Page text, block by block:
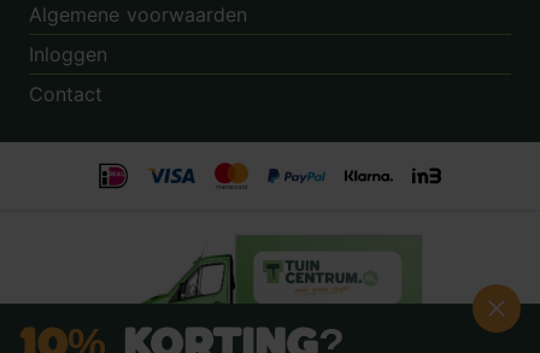
Algemene voorwaarden
Inloggen
Contact